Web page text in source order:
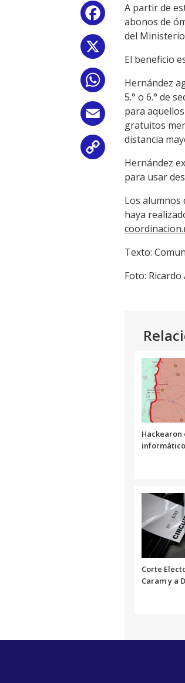
Facebook
WhatsApp
Email
Link
A partir de
abonos de
del
El beneficio
Hernández
5.° o 6.° de
para
gratuitos
distancia
Hernández
para usar
Los alumnos
haya
Texto:
Foto:
Hackearon
Corte
Caram y a